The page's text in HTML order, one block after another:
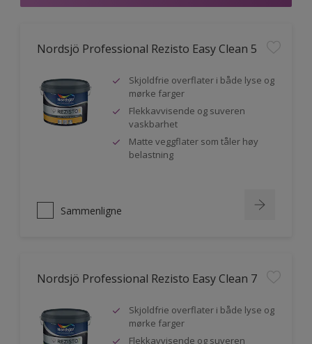
Nordsjö Professional Rezisto Easy Clean 5
Skjoldfrie overflater i både lyse og
mørke farger
Flekkavvisende og suveren
vaskbarhet
Matte veggflater som tåler høy
belastning
Sammenligne
Nordsjö Professional Rezisto Easy Clean 7
Skjoldfrie overflater i både lyse og
mørke farger
Flekkavvisende og suveren